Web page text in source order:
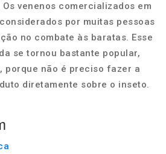
venenos comercializados em
por muitas pessoas
no combate às baratas. Esse
se tornou bastante popular,
porque não é preciso fazer a
diretamente sobre o inseto.